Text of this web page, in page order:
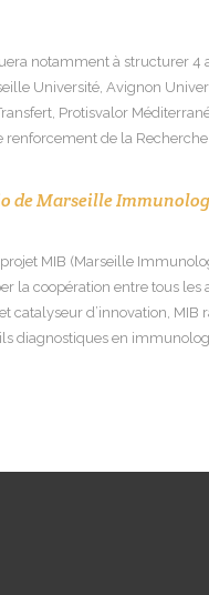
notamment à structurer
Université, Avignon
Protisvalor
renforcement de la
de Marseille
MIB (Marseille
la coopération entre tous les
catalyseur d’innovation,
diagnostiques en